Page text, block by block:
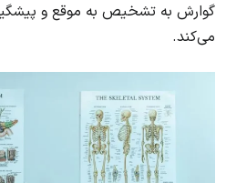
گوارش به تشخیص به موقع و
می‌کند.